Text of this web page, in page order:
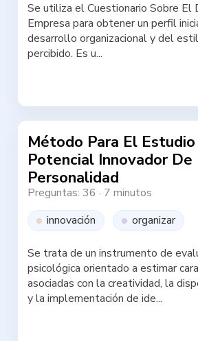
Se utiliza el Cuestionario Sobre El
Empresa para obtener un perfil
desarrollo organizacional y del
percibido. Es u...
Método Para El
Potencial Innovador De
Personalidad
Preguntas: 36 · 7 minutos
innovación
organizar
Se trata de un instrumento de
psicológica orientado a estimar
asociadas con la creatividad, la
y la implementación de ide...